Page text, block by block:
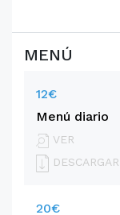
MENÚ
12€
Menú diario
VER
DESCARGAR
20€